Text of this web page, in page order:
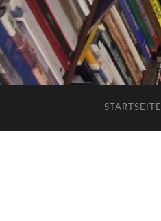
STARTSEITE